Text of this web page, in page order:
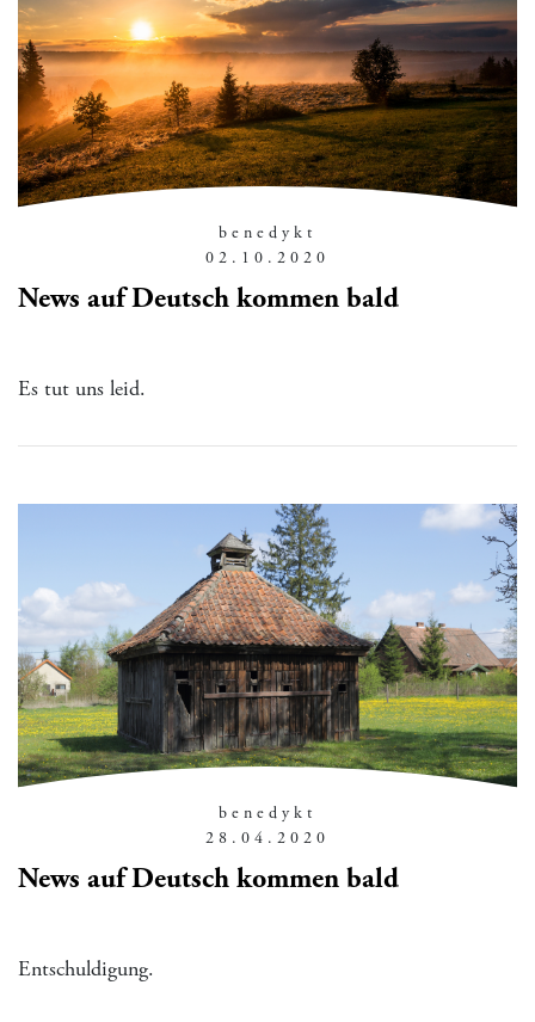
benedykt
02.10.2020
News auf Deutsch kommen bald
Es tut uns leid.
benedykt
28.04.2020
News auf Deutsch kommen bald
Entschuldigung.